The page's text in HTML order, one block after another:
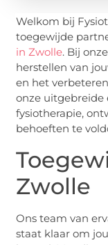
Welkom bij
toegewijde
in Zwolle. Bij
herstellen van
en het
onze uitgebreide
fysiotherapie,
behoeften te
Zwolle
Ons team van
staat klaar om